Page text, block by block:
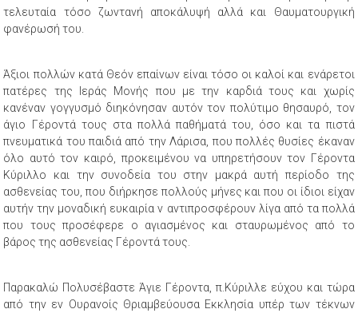
τελευταία τόσο ζωντανή αποκάλυψή αλλά και Θαυματουργική
φανέρωσή του.
Άξιοι πολλών κατά Θεόν επαίνων είναι τόσο οι καλοί και ενάρετοι
πατέρες της Ιεράς Μονής που με την καρδιά τους και χωρίς
κανέναν γογγυσμό διηκόνησαν αυτόν τον πολύτιμο θησαυρό, τον
άγιο Γέροντά τους στα πολλά παθήματά του, όσο και τα πιστά
πνευματικά του παιδιά από την Λάρισα, που πολλές θυσίες έκαναν
όλο αυτό τον καιρό, προκειμένου να υπηρετήσουν τον Γέροντα
Κύριλλο και την συνοδεία του στην μακρά αυτή περίοδο της
ασθενείας του, που διήρκησε πολλούς μήνες και που οι ίδιοι είχαν
αυτήν την μοναδική ευκαιρία ν αντιπροσφέρουν λίγα από τα πολλά
που τους προσέφερε ο αγιασμένος και σταυρωμένος από το
βάρος της ασθενείας Γέροντά τους.
Παρακαλώ Πολυσέβαστε Άγιε Γέροντα, π.Κύριλλε εύχου και τώρα
από την εν Ουρανοίς Θριαμβεύουσα Εκκλησία υπέρ των τέκνων